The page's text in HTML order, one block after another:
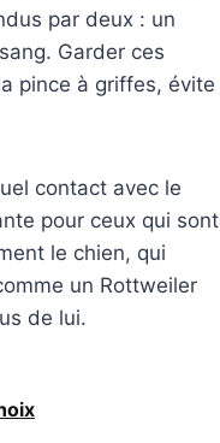
par deux : un
Garder ces
pince à griffes, évite
contact avec le
pour ceux qui sont
le chien, qui
un Rottweiler
de lui.